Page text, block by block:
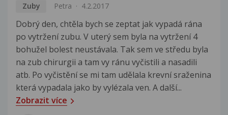
Zuby Petra 4.2.2017
Dobrý den, chtěla bych se zeptat jak vypadá rána
po vytržení zubu. V uterý sem byla na vytržení 4
bohužel bolest neustávala. Tak sem ve středu byla
na zub chirurgii a tam vy ránu vyčistili a nasadili
atb. Po vyčistění se mi tam udělala krevní sraženina
která vypadala jako by vylézala ven. A další...
Zobrazit více